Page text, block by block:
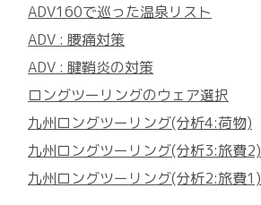
ADV160で巡った温泉リスト
ADV : 腰痛対策
ADV : 腱鞘炎の対策
ロングツーリングのウェア選択
九州ロングツーリング(分析4:荷物)
九州ロングツーリング(分析3:旅費2)
九州ロングツーリング(分析2:旅費1)